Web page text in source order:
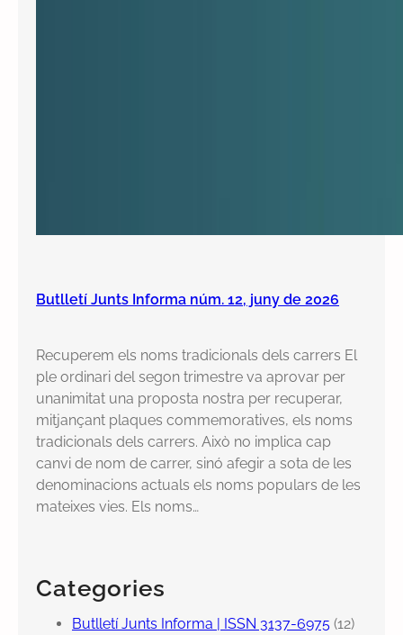
Butlletí Junts Informa núm. 12, juny de 2026
Recuperem els noms tradicionals dels carrers El
ple ordinari del segon trimestre va aprovar per
unanimitat una proposta nostra per recuperar,
mitjançant plaques commemoratives, els noms
tradicionals dels carrers. Això no implica cap
canvi de nom de carrer, sinó afegir a sota de les
denominacions actuals els noms populars de les
mateixes vies. Els noms…
Categories
Butlletí Junts Informa | ISSN 3137-6975 (12)